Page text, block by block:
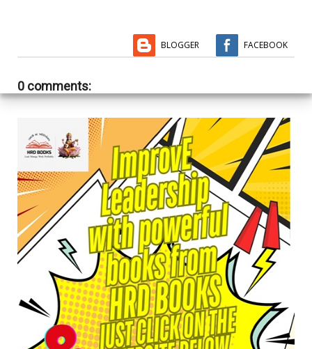
BLOGGER FACEBOOK
0 comments: